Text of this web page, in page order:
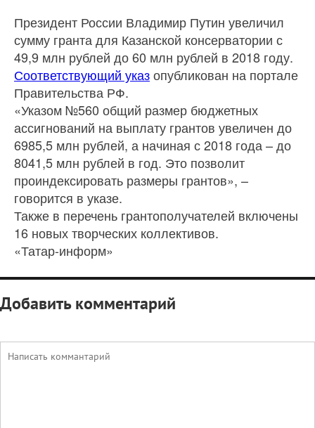
Президент России Владимир Путин увеличил
сумму гранта для Казанской консерватории с
49,9 млн рублей до 60 млн рублей в 2018 году.
Соответствующий указопубликован на портале
Правительства РФ.
«Указом №560 общий размер бюджетных
ассигнований на выплату грантов увеличен до
6985,5 млн рублей, а начиная с 2018 года – до
8041,5 млн рублей в год. Это позволит
проиндексировать размеры грантов», –
говорится в указе.
Также в перечень грантополучателей включены
16 новых творческих коллективов.
«Татар-информ»
Добавить комментарий